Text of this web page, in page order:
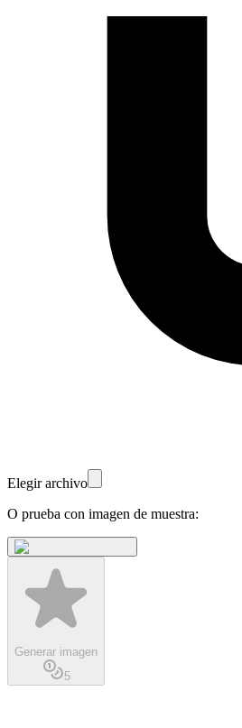
Elegir archivo
O prueba con imagen de muestra:
Generar imagen
5